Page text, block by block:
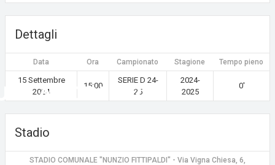
ANGRI 1927
Dettagli
Data Ora Campionato Stagione Tempo pieno
15 Settembre
2024
15:00
SERIE D 24-
25
2024-
2025
0'
Stadio
STADIO COMUNALE "NUNZIO FITTIPALDI" - Via Vigna Chiesa, 6,